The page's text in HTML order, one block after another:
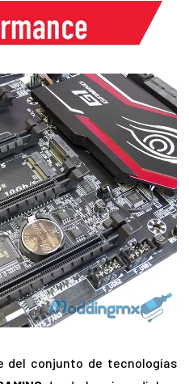
del conjunto de tecnologías